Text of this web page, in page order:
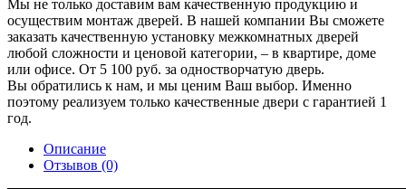
Мы не только доставим вам качественную продукцию и
осуществим монтаж дверей. В нашей компании Вы сможете
заказать качественную установку межкомнатных дверей
любой сложности и ценовой категории, – в квартире, доме
или офисе. От 5 100 руб. за одностворчатую дверь.
Вы обратились к нам, и мы ценим Ваш выбор. Именно
поэтому реализуем только качественные двери с гарантией 1
год.
Описание
Отзывов (0)